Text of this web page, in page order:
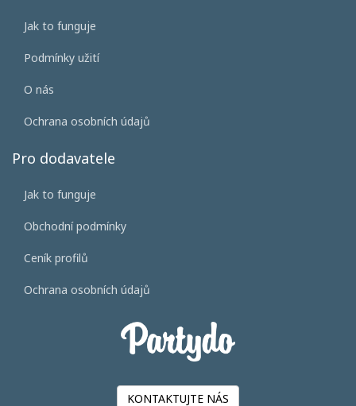
Jak to funguje
Podmínky užití
O nás
Ochrana osobních údajů
Pro dodavatele
Jak to funguje
Obchodní podmínky
Ceník profilů
Ochrana osobních údajů
KONTAKTUJTE NÁS